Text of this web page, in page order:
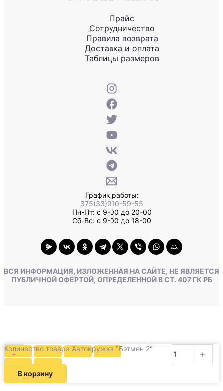
Прайс
Сотрудничество
Правила возврата
Доставка и оплата
Таблицы размеров
График работы:
375(33)910-59-55
Пн-Пт: с 9-00 до 20-00
Сб-Вс: с 9-00 до 18-00
ВСЯ ИНФОРМАЦИЯ, ИЗЛОЖЕННАЯ НА САЙТЕ, НЕ ЯВЛЯЕТСЯ
ПУБЛИЧНОЙ ОФЕРТОЙ, ОПРЕДЕЛЕННОЙ В СТ. 407 ГК РБ
-
Количество товара Автокружка "Бэтмен 2"
+
В корзину